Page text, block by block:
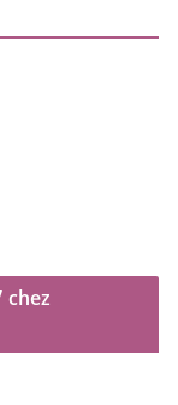
chez